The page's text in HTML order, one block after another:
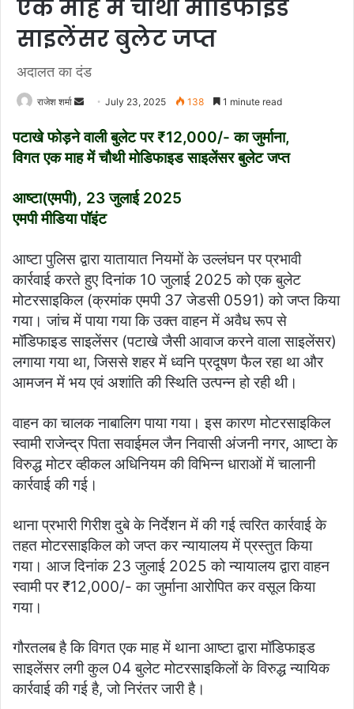
एक माह में चौथी मोडिफाइड
साइलेंसर बुलेट जप्त
अदालत का दंड
राजेश शर्मा
n
d
n
e
a
l
July 23, 2025 138 1 minute read
पटाखे फोड़ने वाली बुलेट पर ₹12,000/- का जुर्माना,
विगत एक माह में चौथी मोडिफाइड साइलेंसर बुलेट जप्त
आष्टा(एमपी), 23 जुलाई 2025
एमपी मीडिया पॉइंट
आष्टा पुलिस द्वारा यातायात नियमों के उल्लंघन पर प्रभावी
कार्रवाई करते हुए दिनांक 10 जुलाई 2025 को एक बुलेट
मोटरसाइकिल (क्रमांक एमपी 37 जेडसी 0591) को जप्त किया
गया। जांच में पाया गया कि उक्त वाहन में अवैध रूप से
मॉडिफाइड साइलेंसर (पटाखे जैसी आवाज करने वाला साइलेंसर)
लगाया गया था, जिससे शहर में ध्वनि प्रदूषण फैल रहा था और
आमजन में भय एवं अशांति की स्थिति उत्पन्न हो रही थी।
वाहन का चालक नाबालिग पाया गया। इस कारण मोटरसाइकिल
स्वामी राजेन्द्र पिता सवाईमल जैन निवासी अंजनी नगर, आष्टा के
विरुद्ध मोटर व्हीकल अधिनियम की विभिन्न धाराओं में चालानी
कार्रवाई की गई।
थाना प्रभारी गिरीश दुबे के निर्देशन में की गई त्वरित कार्रवाई के
तहत मोटरसाइकिल को जप्त कर न्यायालय में प्रस्तुत किया
गया। आज दिनांक 23 जुलाई 2025 को न्यायालय द्वारा वाहन
स्वामी पर ₹12,000/- का जुर्माना आरोपित कर वसूल किया
गया।
गौरतलब है कि विगत एक माह में थाना आष्टा द्वारा मॉडिफाइड
साइलेंसर लगी कुल 04 बुलेट मोटरसाइकिलों के विरुद्ध न्यायिक
कार्रवाई की गई है, जो निरंतर जारी है।